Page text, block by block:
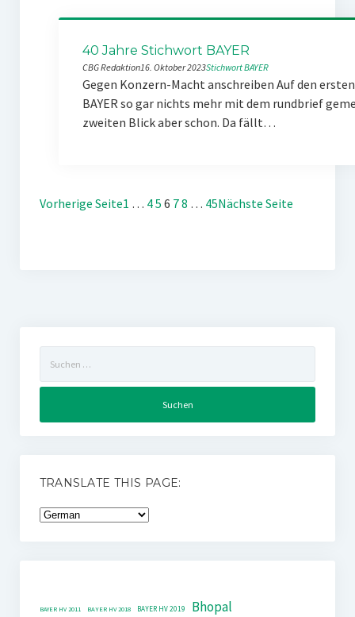
40 Jahre Stichwort BAYER
CBG Redaktion16. Oktober 2023Stichwort BAYER
Gegen Konzern-Macht anschreiben Auf den
BAYER so gar nichts mehr mit dem rundbrief
zweiten Blick aber schon. Da fällt…
Vorherige Seite1 … 45 6 78 … 45Nächste Seite
nach:
TRANSLATE THIS PAGE:
BAYER HV 2011 BAYER HV 2018 BAYER HV 2019 Bhopal